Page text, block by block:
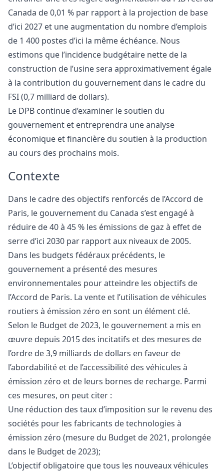
Canada de 0,01 % par rapport à la projection de base
d’ici 2027 et une augmentation du nombre d’emplois
de 1 400 postes d’ici la même échéance. Nous
estimons que l’incidence budgétaire nette de la
construction de l’usine sera approximativement égale
à la contribution du gouvernement dans le cadre du
FSI (0,7 milliard de dollars).
Le DPB continue d’examiner le soutien du
gouvernement et entreprendra une analyse
économique et financière du soutien à la production
au cours des prochains mois.
Contexte
Dans le cadre des objectifs renforcés de l’Accord de
Paris, le gouvernement du Canada s’est engagé à
réduire de 40 à 45 % les émissions de gaz à effet de
serre d’ici 2030 par rapport aux niveaux de 2005.
Dans les budgets fédéraux précédents, le
gouvernement a présenté des mesures
environnementales pour atteindre les objectifs de
l’Accord de Paris. La vente et l’utilisation de véhicules
routiers à émission zéro en sont un élément clé.
Selon le Budget de 2023, le gouvernement a mis en
œuvre depuis 2015 des incitatifs et des mesures de
l’ordre de 3,9 milliards de dollars en faveur de
l’abordabilité et de l’accessibilité des véhicules à
émission zéro et de leurs bornes de recharge. Parmi
ces mesures, on peut citer :
Une réduction des taux d’imposition sur le revenu des
sociétés pour les fabricants de technologies à
émission zéro (mesure du Budget de 2021, prolongée
dans le Budget de 2023);
L’objectif obligatoire que tous les nouveaux véhicules